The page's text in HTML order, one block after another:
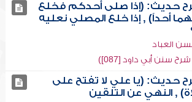
حديث: (إذا صلى أحدكم فخلع
أحداً) , إذا خلع المصلي نعليه
العباد
سنن أبي داود [087])
حديث: (يا علي لا تفتح على
, النهي عن التلقين